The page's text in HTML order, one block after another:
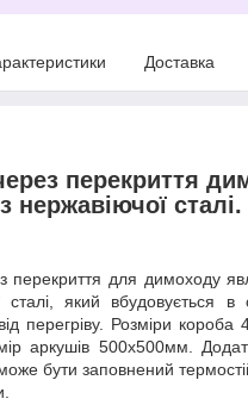
Доставка
перекриття
нержавіючої сталі.
перекриття для димоходу
сталі, який вбудовується
перегріву. Розміри
аркушів 500х500мм.
бути заповнений